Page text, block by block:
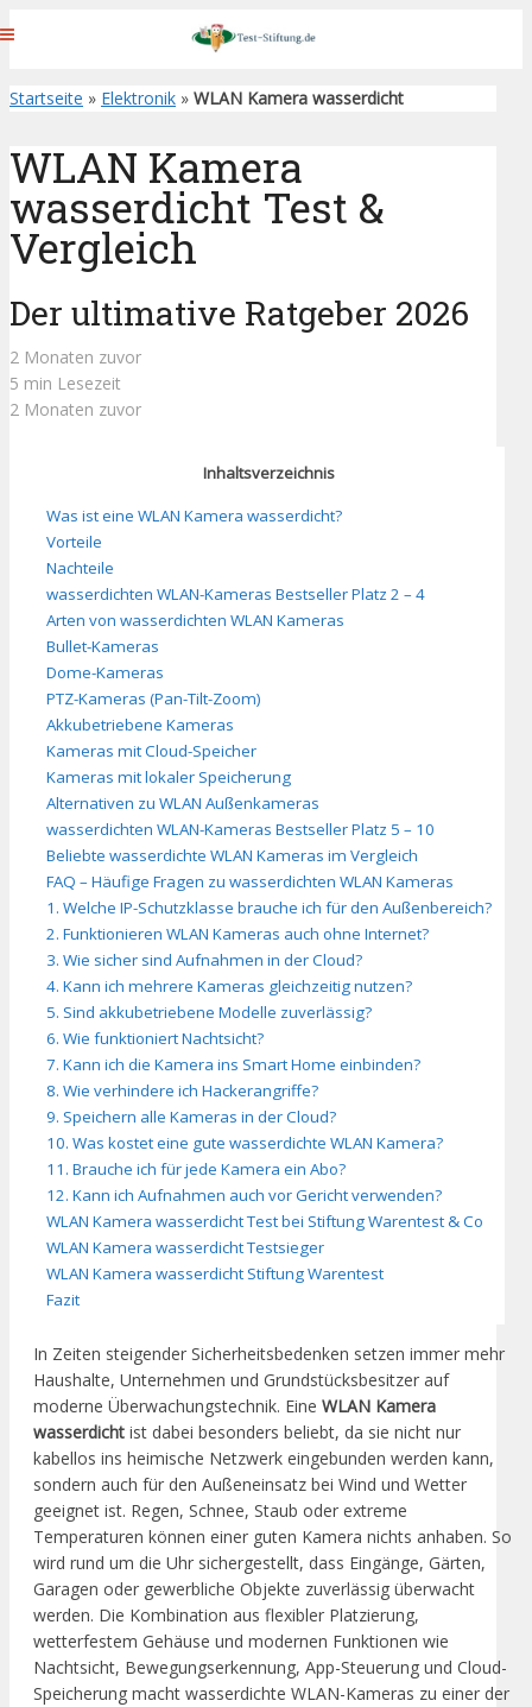
Startseite » Elektronik » WLAN Kamera wasserdicht
WLAN Kamera
wasserdicht Test &
Vergleich
Der ultimative Ratgeber 2026
2 Monaten zuvor
5 min Lesezeit
2 Monaten zuvor
Inhaltsverzeichnis
Was ist eine WLAN Kamera wasserdicht?
Vorteile
Nachteile
wasserdichten WLAN-Kameras Bestseller Platz 2 – 4
Arten von wasserdichten WLAN Kameras
Bullet-Kameras
Dome-Kameras
PTZ-Kameras (Pan-Tilt-Zoom)
Akkubetriebene Kameras
Kameras mit Cloud-Speicher
Kameras mit lokaler Speicherung
Alternativen zu WLAN Außenkameras
wasserdichten WLAN-Kameras Bestseller Platz 5 – 10
Beliebte wasserdichte WLAN Kameras im Vergleich
FAQ – Häufige Fragen zu wasserdichten WLAN Kameras
1. Welche IP-Schutzklasse brauche ich für den Außenbereich?
2. Funktionieren WLAN Kameras auch ohne Internet?
3. Wie sicher sind Aufnahmen in der Cloud?
4. Kann ich mehrere Kameras gleichzeitig nutzen?
5. Sind akkubetriebene Modelle zuverlässig?
6. Wie funktioniert Nachtsicht?
7. Kann ich die Kamera ins Smart Home einbinden?
8. Wie verhindere ich Hackerangriffe?
9. Speichern alle Kameras in der Cloud?
10. Was kostet eine gute wasserdichte WLAN Kamera?
11. Brauche ich für jede Kamera ein Abo?
12. Kann ich Aufnahmen auch vor Gericht verwenden?
WLAN Kamera wasserdicht Test bei Stiftung Warentest & Co
WLAN Kamera wasserdicht Testsieger
WLAN Kamera wasserdicht Stiftung Warentest
Fazit
In Zeiten steigender Sicherheitsbedenken setzen immer mehr
Haushalte, Unternehmen und Grundstücksbesitzer auf
moderne Überwachungstechnik. Eine WLAN Kamera
wasserdicht ist dabei besonders beliebt, da sie nicht nur
kabellos ins heimische Netzwerk eingebunden werden kann,
sondern auch für den Außeneinsatz bei Wind und Wetter
geeignet ist. Regen, Schnee, Staub oder extreme
Temperaturen können einer guten Kamera nichts anhaben. So
wird rund um die Uhr sichergestellt, dass Eingänge, Gärten,
Garagen oder gewerbliche Objekte zuverlässig überwacht
werden. Die Kombination aus flexibler Platzierung,
wetterfestem Gehäuse und modernen Funktionen wie
Nachtsicht, Bewegungserkennung, App-Steuerung und Cloud-
Speicherung macht wasserdichte WLAN-Kameras zu einer der